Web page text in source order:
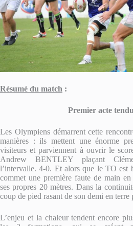
Résumé du match :
Premier acte tendu
Les Olympiens démarrent cette
manières : ils mettent une énorme
visiteurs et parviennent à ouvrir le
Andrew BENTLEY plaçant
l’intervalle. 4-0. Et alors que le TO est
commet une première faute de main
ses propres 20 mètres. Dans la
coup de pied rasant de son demi en terre
L’enjeu et la chaleur tendent encore